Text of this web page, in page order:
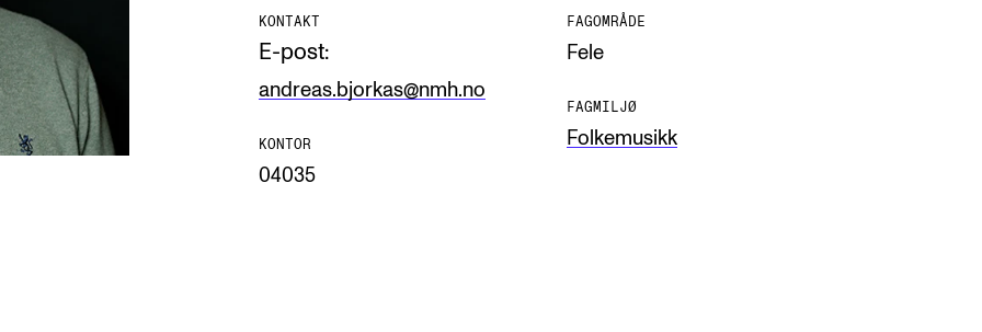
Arrangementer og konserter
Nyheter og historier
Ledige stillinger
Om Norges musikkhøgskole
Kontakt oss
Finn ansatte
For ansatte og studenter
KONTAKT
E-post:
andreas.bjorkas@nmh.no
KONTOR
04035
FAGOMRÅDE
Fele
FAGMILJØ
Folkemusikk